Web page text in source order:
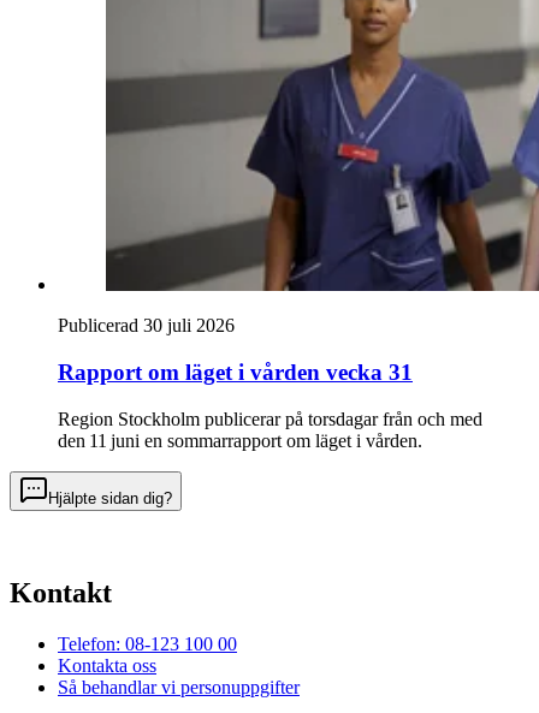
Publicerad 30 juli 2026
Rapport om läget i vården vecka 31
Region Stockholm publicerar på torsdagar från och med
den 11 juni en sommarrapport om läget i vården.
Hjälpte sidan dig?
Kontakt
Telefon: 08-123 100 00
Kontakta oss
Så behandlar vi personuppgifter